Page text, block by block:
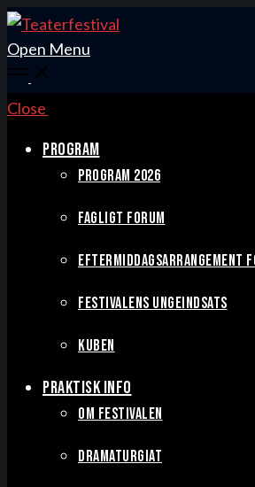
Open Menu
Close
PROGRAM
PROGRAM 2026
FAGLIGT FORUM
EFTERMIDDAGSARRANGEMENT
FESTIVALENS UNGEINDSATS
KUBEN
PRAKTISK INFO
OM FESTIVALEN
DRAMATURGIAT